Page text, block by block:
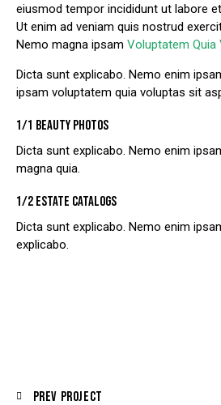
eiusmod tempor incididunt ut labore
Ut enim ad veniam quis nostrud
Nemo magna ipsam Voluptatem Quia
Dicta sunt explicabo. Nemo enim
ipsam voluptatem quia voluptas sit
1/1 BEAUTY PHOTOS
Dicta sunt explicabo. Nemo enim
magna quia.
1/2 ESTATE CATALOGS
Dicta sunt explicabo. Nemo enim
explicabo.
Prev Project